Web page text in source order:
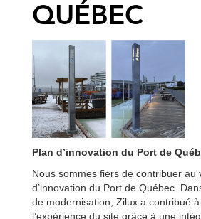
QUÉBEC
Plan d’innovation du Port de
Nous sommes fiers de contribuer au
d’innovation du Port de Québec.
de modernisation, Zilux a contribué
l’expérience du site grâce à une